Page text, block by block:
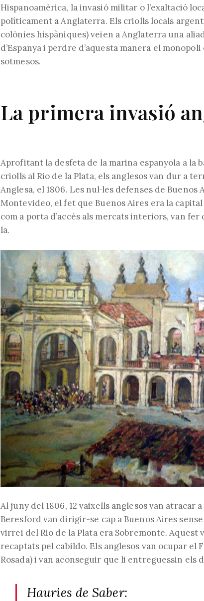
Hispanoamèrica, la invasió militar o l’exaltació
políticament a Anglaterra. Els criolls locals
colònies hispàniques) veien a Anglaterra una
d’Espanya i perdre d’aquesta manera el
sotmesos.
La primera invasió
Aprofitant la desfeta de la marina espanyola a la
criolls al Rio de la Plata, els anglesos van dur a
Anglesa, el 1806. Les nul·les defenses de
Montevideo, el fet que Buenos Aires era la
com a porta d’accés als mercats interiors, van
la.
Al juny del 1806, 12 vaixells anglesos van atracar
Beresford van dirigir-se cap a Buenos Aires
virrei del Rio de la Plata era Sobremonte.
recaptats pel cabildo. Els anglesos van ocupar el
Rosada) i van aconseguir que li entreguessin els
Hauries de Saber: